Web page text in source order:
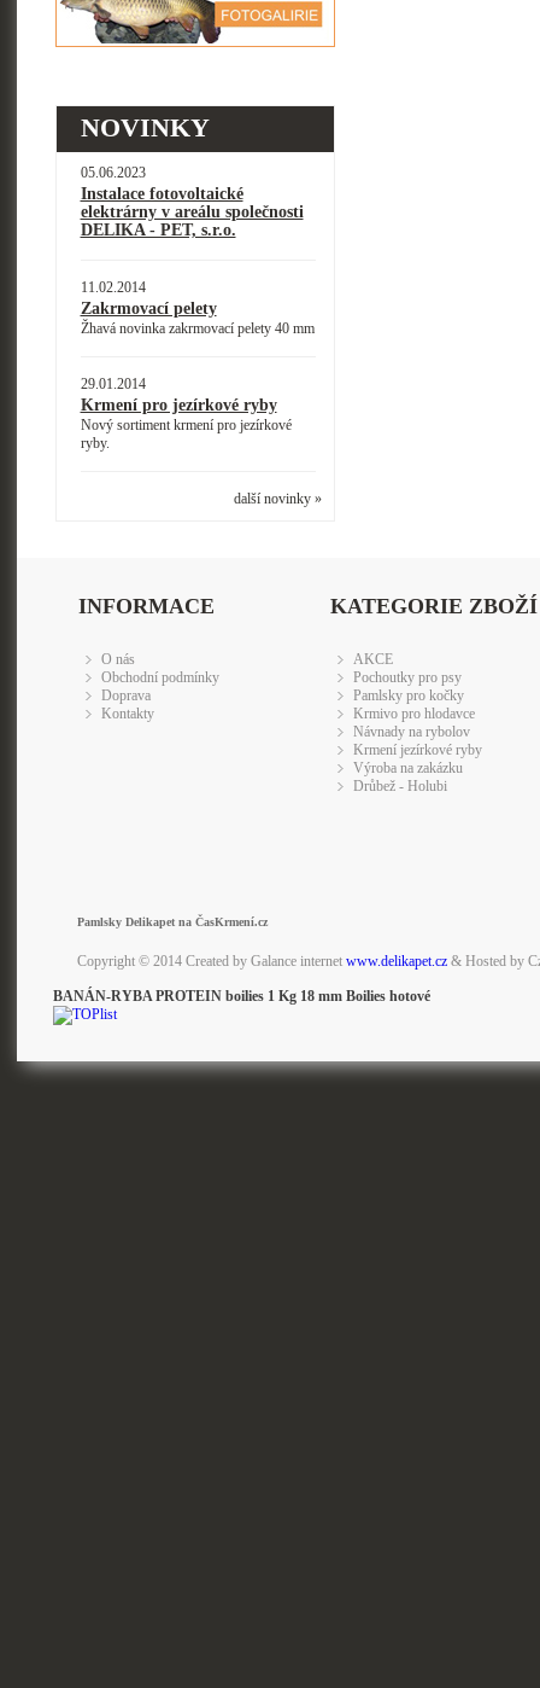
NOVINKY
05.06.2023
Instalace fotovoltaické
elektrárny v areálu společnosti
DELIKA - PET, s.r.o.
11.02.2014
Zakrmovací pelety
Žhavá novinka zakrmovací pelety 40 mm
29.01.2014
Krmení pro jezírkové ryby
Nový sortiment krmení pro jezírkové
ryby.
další novinky »
INFORMACE
O nás
Obchodní podmínky
Doprava
Kontakty
KATEGORIE ZBOŽÍ
AKCE
Pochoutky pro psy
Pamlsky pro kočky
Krmivo pro hlodavce
Návnady na rybolov
Krmení jezírkové ryby
Výroba na zakázku
Drůbež - Holubi
Pamlsky Delikapet na ČasKrmení.cz
Copyright © 2014 Created by Galance internet www.delikapet.cz& Hosted by
BANÁN-RYBA PROTEIN boilies 1 Kg 18 mm Boilies hotové